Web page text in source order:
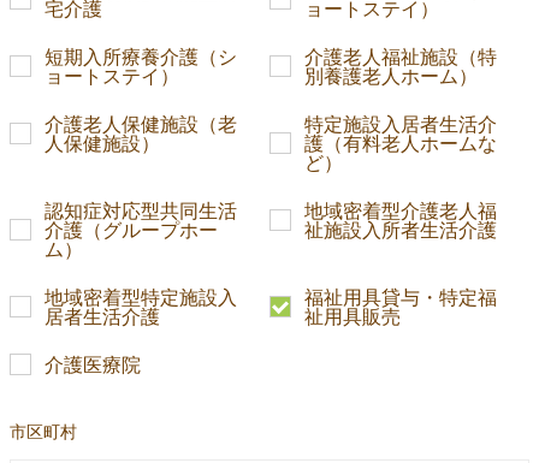
宅介護
ョートステイ）
短期入所療養介護（シ
ョートステイ）
介護老人福祉施設（特
別養護老人ホーム）
介護老人保健施設（老
人保健施設）
特定施設入居者生活介
護（有料老人ホームな
ど）
認知症対応型共同生活
介護（グループホー
ム）
地域密着型介護老人福
祉施設入所者生活介護
地域密着型特定施設入
居者生活介護
福祉用具貸与・特定福
祉用具販売
介護医療院
市区町村